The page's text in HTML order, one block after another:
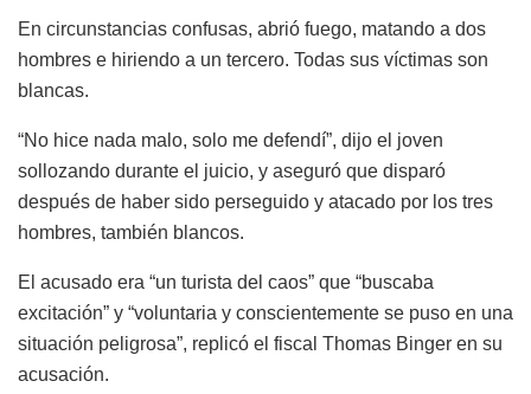
En circunstancias confusas, abrió fuego, matando a dos
hombres e hiriendo a un tercero. Todas sus víctimas son
blancas.
“No hice nada malo, solo me defendí”, dijo el joven
sollozando durante el juicio, y aseguró que disparó
después de haber sido perseguido y atacado por los tres
hombres, también blancos.
El acusado era “un turista del caos” que “buscaba
excitación” y “voluntaria y conscientemente se puso en una
situación peligrosa”, replicó el fiscal Thomas Binger en su
acusación.